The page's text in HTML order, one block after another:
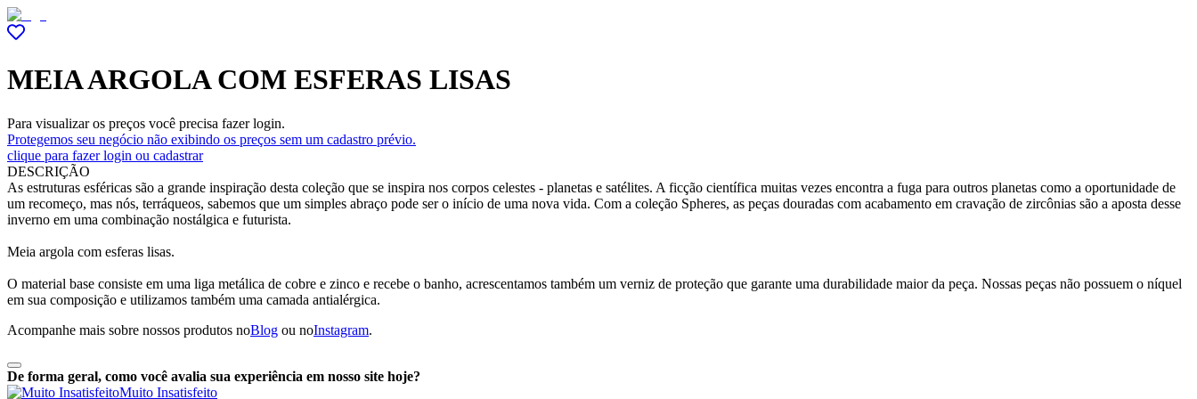
MEIA ARGOLA COM ESFERAS LISAS
Para visualizar os preços você precisa fazer login.
Protegemos seu negócio não exibindo os preços sem um cadastro prévio.
clique para fazer login ou cadastrar
DESCRIÇÃO
As estruturas esféricas são a grande inspiração desta coleção que se inspira nos corpos celestes - planetas e satélites. A ficção científica muitas vezes encontra a fuga para outros planetas como a oportunidade de
um recomeço, mas nós, terráqueos, sabemos que um simples abraço pode ser o início de uma nova vida. Com a coleção Spheres, as peças douradas com acabamento em cravação de zircônias são a aposta desse
inverno em uma combinação nostálgica e futurista.
Meia argola com esferas lisas.
O material base consiste em uma liga metálica de cobre e zinco e recebe o banho, acrescentamos também um verniz de proteção que garante uma durabilidade maior da peça. Nossas peças não possuem o níquel
em sua composição e utilizamos também uma camada antialérgica.
Acompanhe mais sobre nossos produtos noBlog ou noInstagram.
De forma geral, como você avalia sua experiência em nosso site hoje?
Muito Insatisfeito